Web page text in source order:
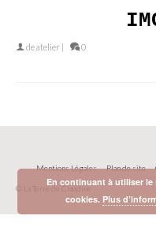
deatelier 0
Mentions Légales Plan de site
© La Terre de Claudine
En continuant à utiliser
cookies. Plus